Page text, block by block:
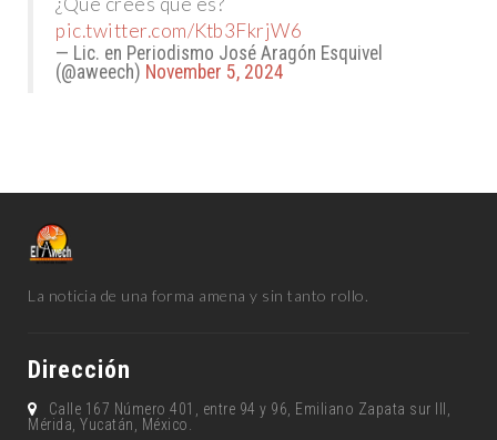
pic.twitter.com/Ktb3FkrjW6
— Lic. en Periodismo José Aragón Esquivel
(@aweech) November 5, 2024
La noticia de una forma amena y sin tanto rollo.
Dirección
Calle 167 Número 401, entre 94 y 96, Emiliano Zapata sur lll,
Mérida, Yucatán, México.